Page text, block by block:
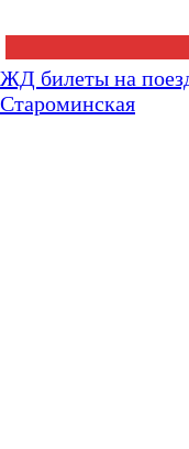
ЖД билеты на
Староминская